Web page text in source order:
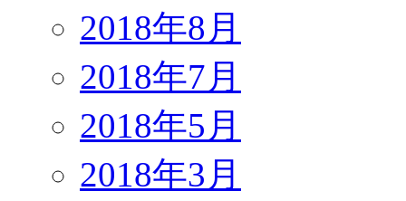
2018年8月
2018年7月
2018年5月
2018年3月